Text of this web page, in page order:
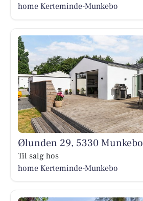
home Kerteminde-Munkebo
Ølunden 29, 5330 Munkebo
Til salg hos
home Kerteminde-Munkebo